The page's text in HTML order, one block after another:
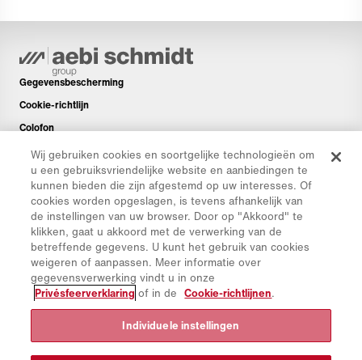
Gegevensbescherming
Cookie-richtlijn
Colofon
Disclaimer
Nieuwsbrief
Reserveonderdelen
Downloads
CO₂-calculator
TCO-calculator
Dealers en Vestigingen
Overzicht productgroepen
CollabHub Login
Wij gebruiken cookies en soortgelijke technologieën om
u een gebruiksvriendelijke website en aanbiedingen te
kunnen bieden die zijn afgestemd op uw interesses. Of
cookies worden opgeslagen, is tevens afhankelijk van
de instellingen van uw browser. Door op "Akkoord" te
klikken, gaat u akkoord met de verwerking van de
betreffende gegevens. U kunt het gebruik van cookies
weigeren of aanpassen. Meer informatie over
gegevensverwerking vindt u in onze
Privésfeerverklaring of in de Cookie-richtlijnen.
Individuele instellingen